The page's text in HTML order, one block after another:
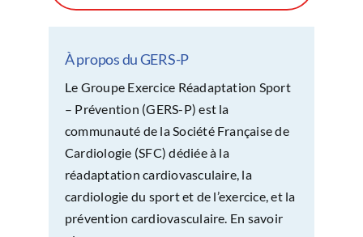
À propos du GERS-P
Le Groupe Exercice Réadaptation Sport
– Prévention (GERS-P) est la
communauté de la Société Française de
Cardiologie (SFC) dédiée à la
réadaptation cardiovasculaire, la
cardiologie du sport et de l’exercice, et la
prévention cardiovasculaire. En savoir